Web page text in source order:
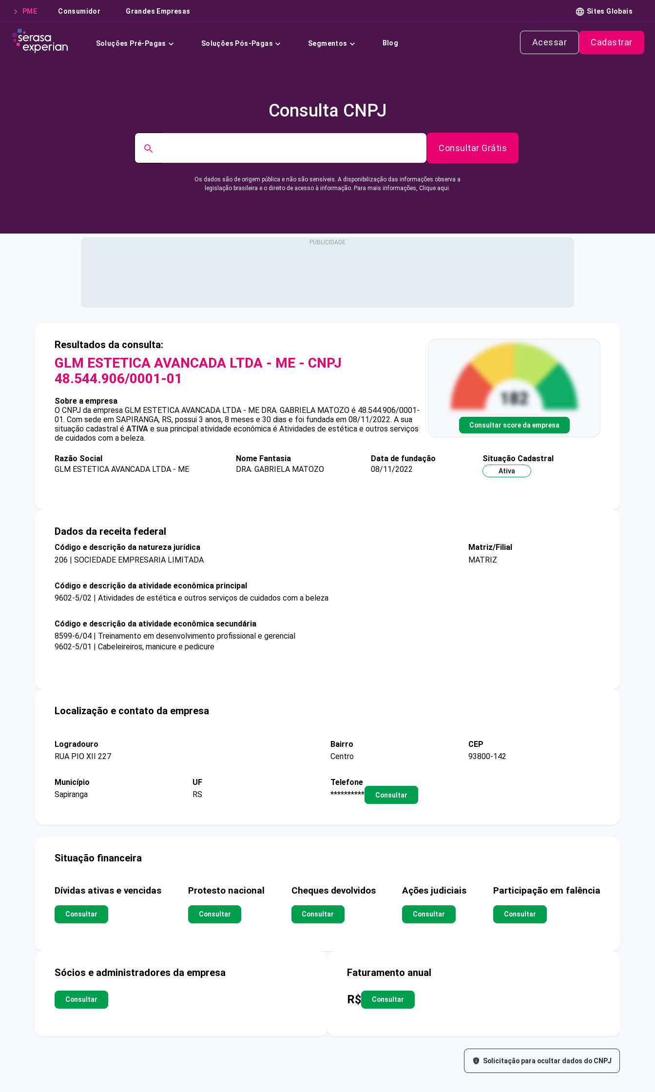
PME Consumidor Grandes Empresas Sites Globais
Soluções Pré-Pagas Soluções Pós-Pagas Segmentos Blog Acessar Cadastrar
Consulta CNPJ
Consultar Grátis
Os dados são de origem pública e não são sensíveis. A disponibilização das informações observa a
legislação brasileira e o direito de acesso à informação. Para mais informações, Clique aqui.
Resultados da consulta:
GLM ESTETICA AVANCADA LTDA - ME - CNPJ
48.544.906/0001-01
Sobre a empresa
O CNPJ da empresa GLM ESTETICA AVANCADA LTDA - ME DRA. GABRIELA MATOZO é 48.544.906/0001-
01. Com sede em SAPIRANGA, RS, possui 3 anos, 8 meses e 30 dias e foi fundada em 08/11/2022. A sua
situação cadastral é ATIVA e sua principal atividade econômica é Atividades de estética e outros serviços
de cuidados com a beleza.
Consultar score da empresa
Razão Social
GLM ESTETICA AVANCADA LTDA - ME
Nome Fantasia
DRA. GABRIELA MATOZO
Data de fundação
08/11/2022
Situação Cadastral
Ativa
Dados da receita federal
Código e descrição da natureza jurídica
206 | SOCIEDADE EMPRESARIA LIMITADA
Matriz/Filial
MATRIZ
Código e descrição da atividade econômica principal
9602-5/02 | Atividades de estética e outros serviços de cuidados com a beleza
Código e descrição da atividade econômica secundária
8599-6/04 | Treinamento em desenvolvimento profissional e gerencial
9602-5/01 | Cabeleireiros, manicure e pedicure
Localização e contato da empresa
Logradouro
RUA PIO XII 227
Bairro
Centro
CEP
93800-142
Município
Sapiranga
UF
RS
Telefone
**********
Consultar
Situação financeira
Dívidas ativas e vencidas
Consultar
Protesto nacional
Consultar
Cheques devolvidos
Consultar
Ações judiciais
Consultar
Participação em falência
Consultar
Sócios e administradores da empresa
Consultar
Faturamento anual
R$ Consultar
Solicitação para ocultar dados do CNPJ